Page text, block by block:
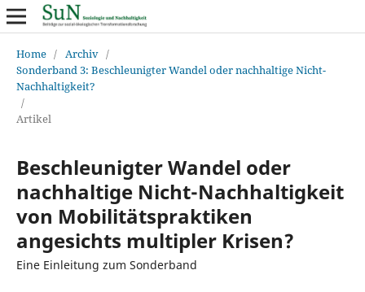
Home / Archiv /
Sonderband 3: Beschleunigter Wandel oder nachhaltige Nicht-
Nachhaltigkeit?
/
Artikel
Beschleunigter Wandel oder
nachhaltige Nicht-Nachhaltigkeit
von Mobilitätspraktiken
angesichts multipler Krisen?
Eine Einleitung zum Sonderband